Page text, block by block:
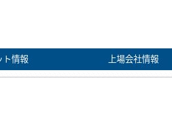
ト情報 上場会社情報